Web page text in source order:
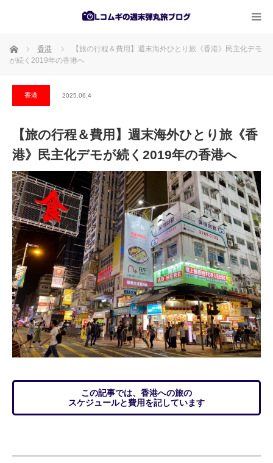
ホーム 香港
【旅の行程＆費用】週末海外ひとり旅《香港》民主化デモ
が続く2019年の香港へ
香港 2025.06.4
【旅の行程＆費用】週末海外ひとり旅《香
港》民主化デモが続く2019年の香港へ
この記事では、香港への旅の
スケジュールと費用を記しています